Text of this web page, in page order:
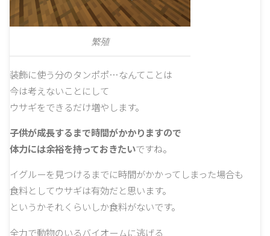
繁殖
装飾に使う分のタンポポ…なんてことは
今は考えないことにして
ウサギをできるだけ増やします。
子供が成長するまで時間がかかりますので
体力には余裕を持っておきたいですね。
イグルーを見つけるまでに時間がかかってしまった場合も
食料としてウサギは有効だと思います。
というかそれくらいしか食料がないです。
全力で動物のいるバイオームに逃げる